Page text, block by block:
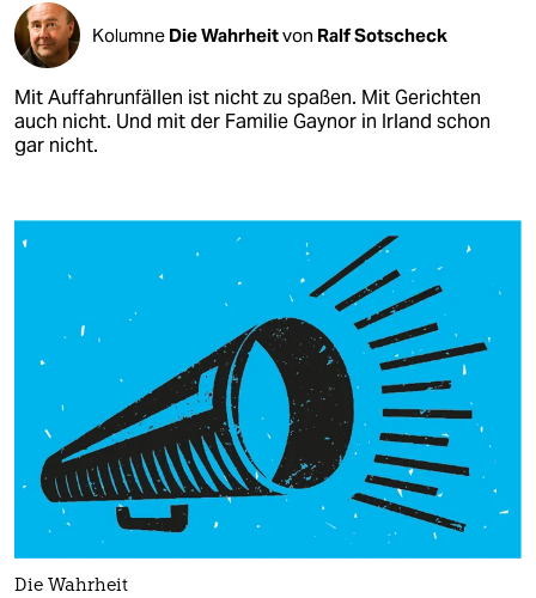
Kolumne Die Wahrheitvon Ralf Sotscheck
Mit Auffahrunfällen ist nicht zu spaßen. Mit Gerichten
auch nicht. Und mit der Familie Gaynor in Irland schon
gar nicht.
Die Wahrheit